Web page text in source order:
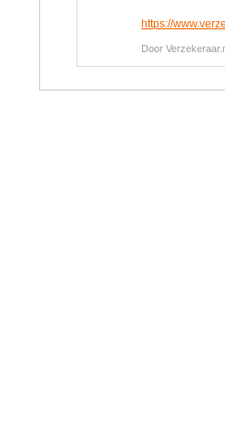
https://
Door